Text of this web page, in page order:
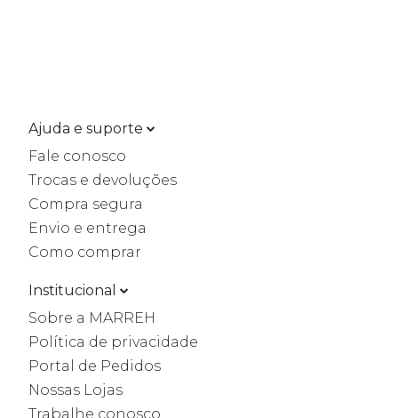
Ajuda e suporte
Fale conosco
Trocas e devoluções
Compra segura
Envio e entrega
Como comprar
Institucional
Sobre a MARREH
Política de privacidade
Portal de Pedidos
Nossas Lojas
Trabalhe conosco